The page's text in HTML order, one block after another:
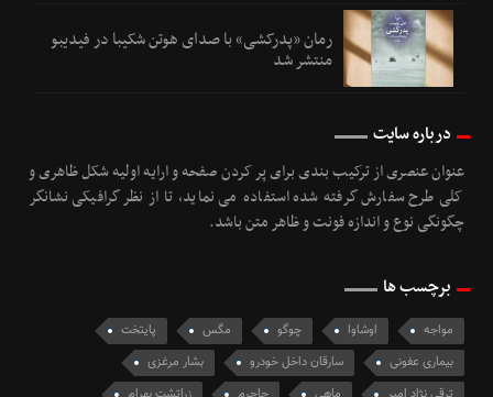
رمان «پدرکشی» با صدای هوتن شکیبا در فیدیبو
منتشر شد
درباره سایت
عنوان عنصری از ترکیب بندی برای پر کردن صفحه و ارایه اولیه شکل ظاهری و
کلی طرح سفارش گرفته شده استفاده می نماید، تا از نظر گرافیکی نشانگر
چگونگی نوع و اندازه فونت و ظاهر متن باشد.
برچسب ها
مواجه اوشاوا چوگو مگس
پایتخت
بیماری عفونی
سارقان داخل خودرو
بشار مرغزی